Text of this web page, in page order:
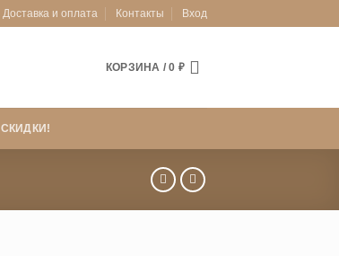
Доставка и оплата Контакты Вход
КОРЗИНА /0 ₽
СКИДКИ!